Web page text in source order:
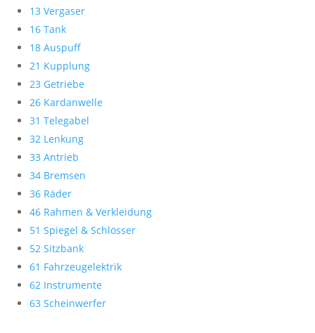
13 Vergaser
16 Tank
18 Auspuff
21 Kupplung
23 Getriebe
26 Kardanwelle
31 Telegabel
32 Lenkung
33 Antrieb
34 Bremsen
36 Räder
46 Rahmen & Verkleidung
51 Spiegel & Schlösser
52 Sitzbank
61 Fahrzeugelektrik
62 Instrumente
63 Scheinwerfer